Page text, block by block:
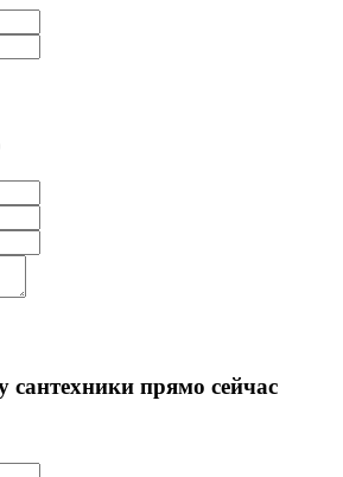
сантехники прямо сейчас